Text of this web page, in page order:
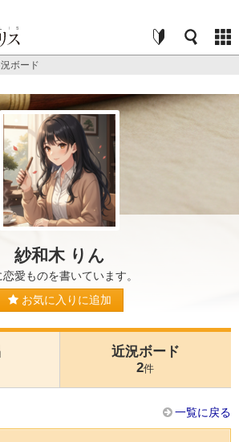
ボード
紗和木 りん
恋愛ものを書いています。
お気に入りに追加
近況ボード
2件
一覧に戻る